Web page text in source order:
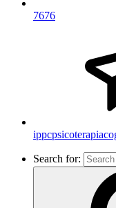
7676
Search for: